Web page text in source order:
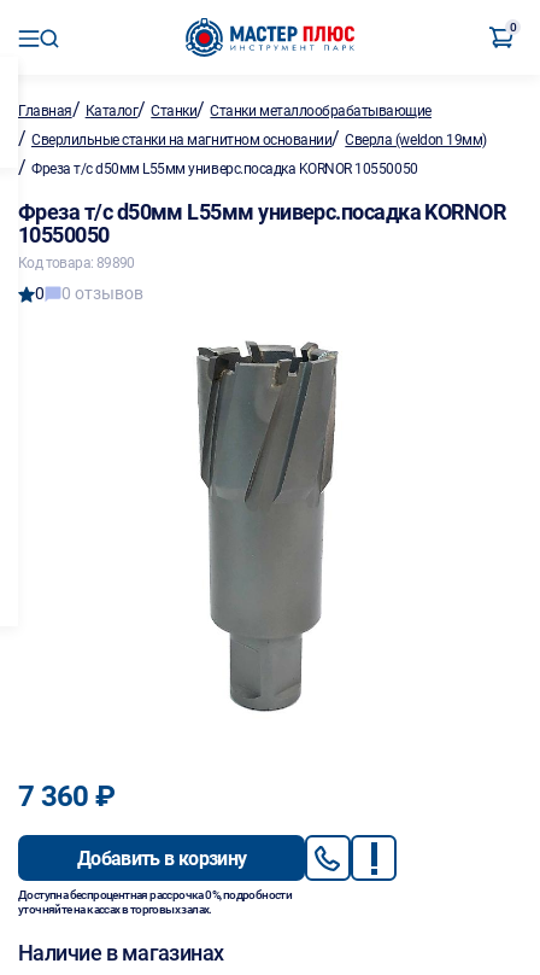
0
Главная/ Каталог/Станки/Станки металлообрабатывающие
/ Сверлильные станки на магнитном основании/Сверла (weldon 19мм)
/ Фреза т/с d50мм L55мм универс.посадка KORNOR 10550050
Фреза т/с d50мм L55мм универс.посадка KORNOR
10550050
Код товара: 89890
0 0 отзывов
7 360 ₽
Добавить в корзину
Доступна беспроцентная рассрочка 0%, подробности
уточняйте на кассах в торговых залах.
Наличие в магазинах